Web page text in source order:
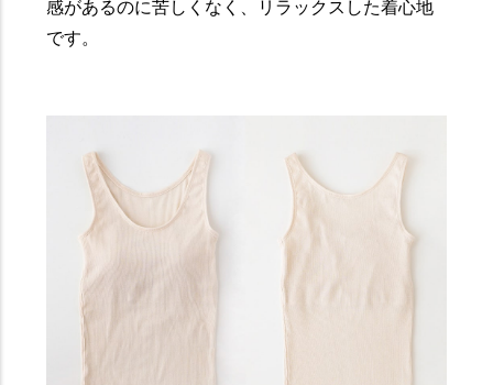
感があるのに苦しくなく、リラックスした着心地
です。